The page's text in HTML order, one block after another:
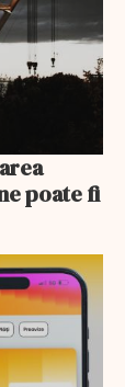
poate fi